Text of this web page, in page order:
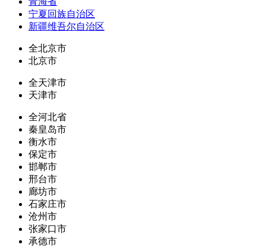
宁夏回族自治区
新疆维吾尔自治区
全北京市
北京市
全天津市
天津市
全河北省
秦皇岛市
衡水市
保定市
邯郸市
邢台市
廊坊市
石家庄市
沧州市
张家口市
承德市